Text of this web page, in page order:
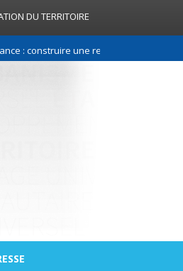
DU TERRITOIRE
une relation de confiance entre